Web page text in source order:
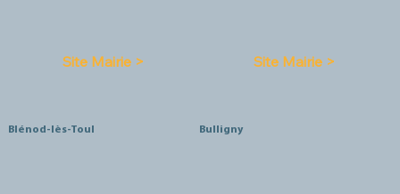
Site Mairie > Site Mairie >
Blénod-lès-Toul Bulligny